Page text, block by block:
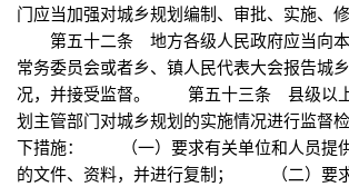
门应当加强对城乡规划编制、审批、实施、修
第五十二条 地方各级人民政府应当向本
常务委员会或者乡、镇人民代表大会报告城
况，并接受监督。 第五十三条 县级以上
划主管部门对城乡规划的实施情况进行监督
下措施： （一）要求有关单位和人员提
的文件、资料，并进行复制； （二）要